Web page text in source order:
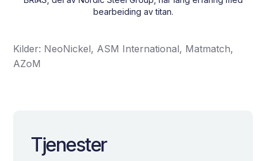
Tjenester
bearbeiding av titan.
Kilder: NeoNickel, ASM International, Matmatch,
AZoM